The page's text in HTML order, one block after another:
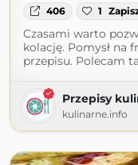
406 1
Czasami warto
kolację. Pomysł na
przepisu. Polecam
Przepisy
kulinarne.info